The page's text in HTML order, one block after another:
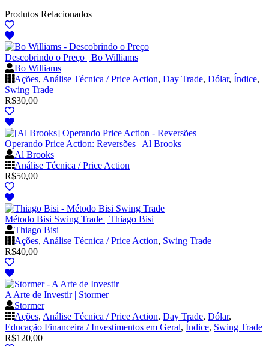
Produtos Relacionados
Descobrindo o Preço | Bo Williams
Bo Williams
Ações, Análise Técnica / Price Action, Day Trade, Dólar, Índice,
Swing Trade
R$30,00
Operando Price Action: Reversões | Al Brooks
Al Brooks
Análise Técnica / Price Action
R$50,00
Método Bisi Swing Trade | Thiago Bisi
Thiago Bisi
Ações, Análise Técnica / Price Action, Swing Trade
R$40,00
A Arte de Investir | Stormer
Stormer
Ações, Análise Técnica / Price Action, Day Trade, Dólar,
Educação Financeira / Investimentos em Geral, Índice, Swing Trade
R$120,00